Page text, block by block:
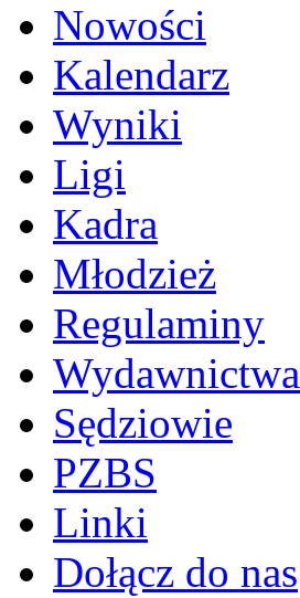
Nowości
Kalendarz
Wyniki
Ligi
Kadra
Młodzież
Regulaminy
Wydawnictwa
Sędziowie
PZBS
Linki
Dołącz do nas